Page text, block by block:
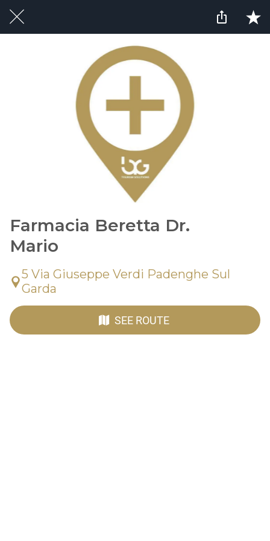
Farmacia Beretta Dr.
Mario
5 Via Giuseppe Verdi Padenghe Sul
Garda
SEE ROUTE